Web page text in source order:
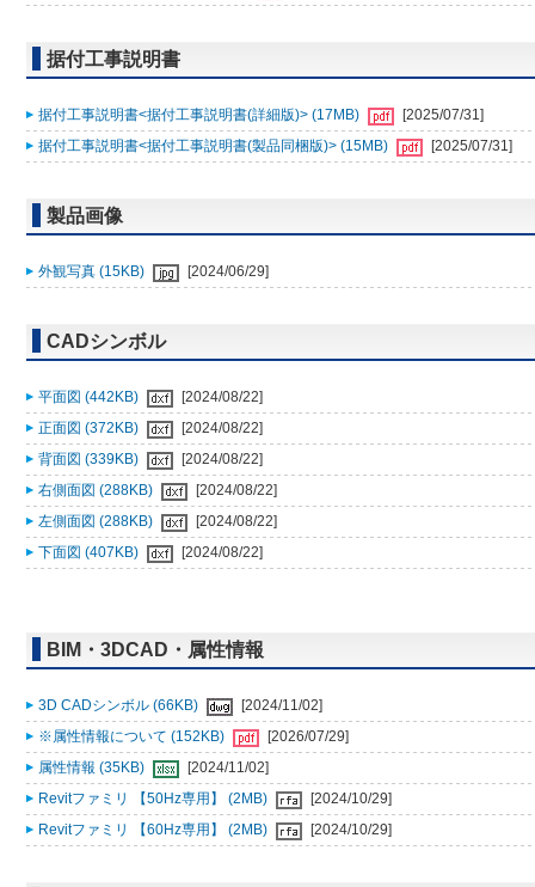
据付工事説明書
据付工事説明書<据付工事説明書(詳細版)> (17MB)
[2025/07/31]
据付工事説明書<据付工事説明書(製品同梱版)> (15MB)
[2025/07/31]
製品画像
外観写真 (15KB) [2024/06/29]
CADシンボル
平面図 (442KB)
[2024/08/22]
正面図 (372KB)
[2024/08/22]
背面図 (339KB)
[2024/08/22]
右側面図 (288KB)
[2024/08/22]
左側面図 (288KB)
[2024/08/22]
下面図 (407KB)
[2024/08/22]
BIM・3DCAD・属性情報
3D CADシンボル (66KB)
[2024/11/02]
※属性情報について (152KB)
[2026/07/29]
属性情報 (35KB)
[2024/11/02]
Revitファミリ 【50Hz専用】 (2MB)
[2024/10/29]
Revitファミリ 【60Hz専用】 (2MB)
[2024/10/29]